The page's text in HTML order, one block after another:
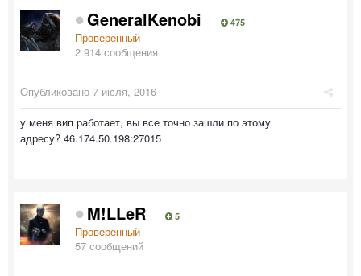
GeneralKenobi 475
Проверенный
2 914 сообщения
Опубликовано 7 июля, 2016
у меня вип работает, вы все точно зашли по этому
адресу? 46.174.50.198:27015
M!LLeR 5
Проверенный
57 сообщений